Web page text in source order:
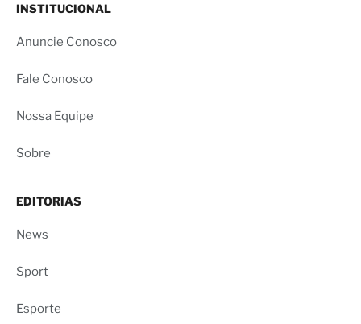
INSTITUCIONAL
Anuncie Conosco
Fale Conosco
Nossa Equipe
Sobre
EDITORIAS
News
Sport
Esporte